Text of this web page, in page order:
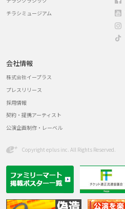
チラシミュージアム
会社情報
株式会社イープラス
プレスリリース
採用情報
契約・提携アーティスト
公演企画制作・レーベル
Copyright eplus inc. All Rights Reserved.